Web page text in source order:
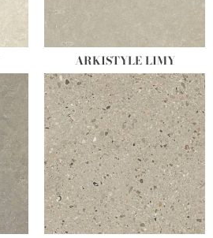
ARKISTYLE LIMY